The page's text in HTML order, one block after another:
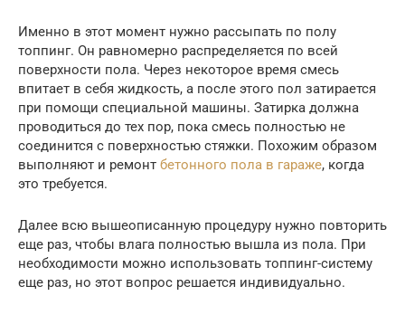
Именно в этот момент нужно рассыпать по полу
топпинг. Он равномерно распределяется по всей
поверхности пола. Через некоторое время смесь
впитает в себя жидкость, а после этого пол затирается
при помощи специальной машины. Затирка должна
проводиться до тех пор, пока смесь полностью не
соединится с поверхностью стяжки. Похожим образом
выполняют и ремонт бетонного пола в гараже, когда
это требуется.
Далее всю вышеописанную процедуру нужно повторить
еще раз, чтобы влага полностью вышла из пола. При
необходимости можно использовать топпинг-систему
еще раз, но этот вопрос решается индивидуально.